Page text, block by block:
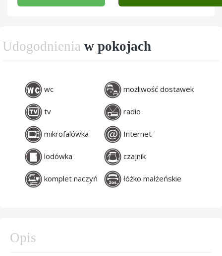
Udogodnienia w pokojach
wc możliwość dostawek
tv radio
mikrofalówka Internet
lodówka czajnik
komplet naczyń łóżko małżeńskie
Opis